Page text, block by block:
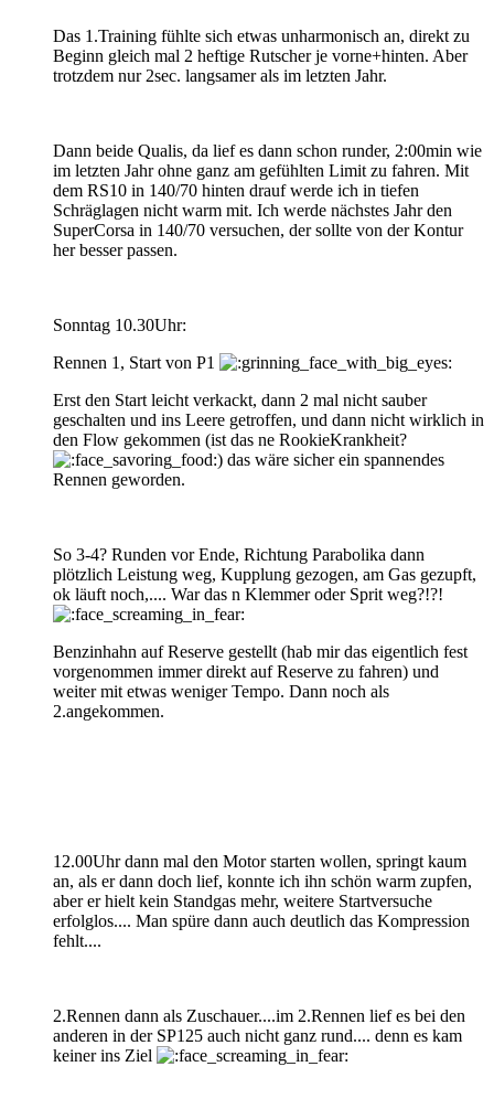
Das 1.Training fühlte sich etwas unharmonisch an, direkt zu
Beginn gleich mal 2 heftige Rutscher je vorne+hinten. Aber
trotzdem nur 2sec. langsamer als im letzten Jahr.
Dann beide Qualis, da lief es dann schon runder, 2:00min wie
im letzten Jahr ohne ganz am gefühlten Limit zu fahren. Mit
dem RS10 in 140/70 hinten drauf werde ich in tiefen
Schräglagen nicht warm mit. Ich werde nächstes Jahr den
SuperCorsa in 140/70 versuchen, der sollte von der Kontur
her besser passen.
Sonntag 10.30Uhr:
Rennen 1, Start von P1
Erst den Start leicht verkackt, dann 2 mal nicht sauber
geschalten und ins Leere getroffen, und dann nicht wirklich in
den Flow gekommen (ist das ne RookieKrankheit?
) das wäre sicher ein spannendes
Rennen geworden.
So 3-4? Runden vor Ende, Richtung Parabolika dann
plötzlich Leistung weg, Kupplung gezogen, am Gas gezupft,
ok läuft noch,.... War das n Klemmer oder Sprit weg?!?!
Benzinhahn auf Reserve gestellt (hab mir das eigentlich fest
vorgenommen immer direkt auf Reserve zu fahren) und
weiter mit etwas weniger Tempo. Dann noch als
2.angekommen.
12.00Uhr dann mal den Motor starten wollen, springt kaum
an, als er dann doch lief, konnte ich ihn schön warm zupfen,
aber er hielt kein Standgas mehr, weitere Startversuche
erfolglos.... Man spüre dann auch deutlich das Kompression
fehlt....
2.Rennen dann als Zuschauer....im 2.Rennen lief es bei den
anderen in der SP125 auch nicht ganz rund.... denn es kam
keiner ins Ziel